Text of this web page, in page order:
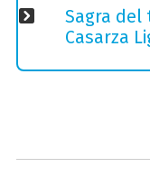
Sagra
Casarza